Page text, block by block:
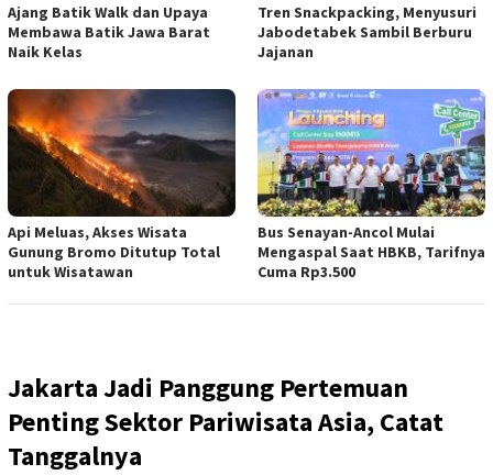
Ajang Batik Walk dan Upaya
Membawa Batik Jawa Barat
Naik Kelas
Tren Snackpacking, Menyusuri
Jabodetabek Sambil Berburu
Jajanan
Api Meluas, Akses Wisata
Gunung Bromo Ditutup Total
untuk Wisatawan
Bus Senayan-Ancol Mulai
Mengaspal Saat HBKB, Tarifnya
Cuma Rp3.500
Jakarta Jadi Panggung Pertemuan
Penting Sektor Pariwisata Asia, Catat
Tanggalnya